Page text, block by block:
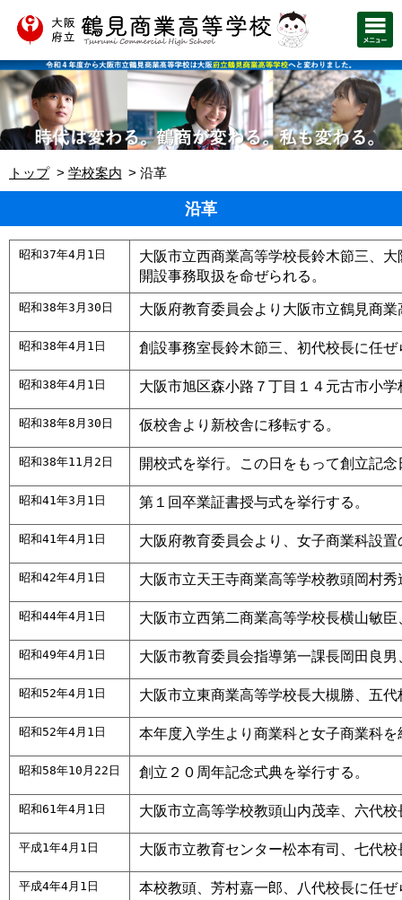
トップ 学校案内 沿革
沿革
昭和37年4月1日
大阪市立西商業高等学校長鈴木節三、
開設事務取扱を命ぜられる。
昭和38年3月30日 大阪府教育委員会より大阪市立鶴見商
昭和38年4月1日 創設事務室長鈴木節三、初代校長に任ぜ
昭和38年4月1日 大阪市旭区森小路７丁目１４元古市小
昭和38年8月30日 仮校舎より新校舎に移転する。
昭和38年11月2日 開校式を挙行。この日をもって創立記念
昭和41年3月1日 第１回卒業証書授与式を挙行する。
昭和41年4月1日 大阪府教育委員会より、女子商業科設
昭和42年4月1日 大阪市立天王寺商業高等学校教頭岡村
昭和44年4月1日 大阪市立西第二商業高等学校長横山敏
昭和49年4月1日 大阪市教育委員会指導第一課長岡田良
昭和52年4月1日 大阪市立東商業高等学校長大槻勝、五
昭和52年4月1日 本年度入学生より商業科と女子商業科を
昭和58年10月22日 創立２０周年記念式典を挙行する。
昭和61年4月1日 大阪市立高等学校教頭山内茂幸、六代
平成1年4月1日 大阪市立教育センター松本有司、七代
平成4年4月1日 本校教頭、芳村嘉一郎、八代校長に任ぜ